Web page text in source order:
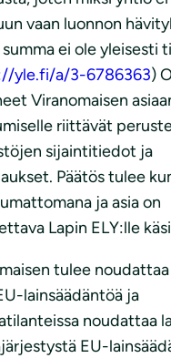
vaan luonnon
summa ei ole yleisesti
yle.fi/a/3-6786363)
Viranomaisen
riittävät
sijaintitiedot ja
Päätös tulee
ja asia on
Lapin ELY:lle
tulee
lainsäädäntöä ja
noudattaa
EU-